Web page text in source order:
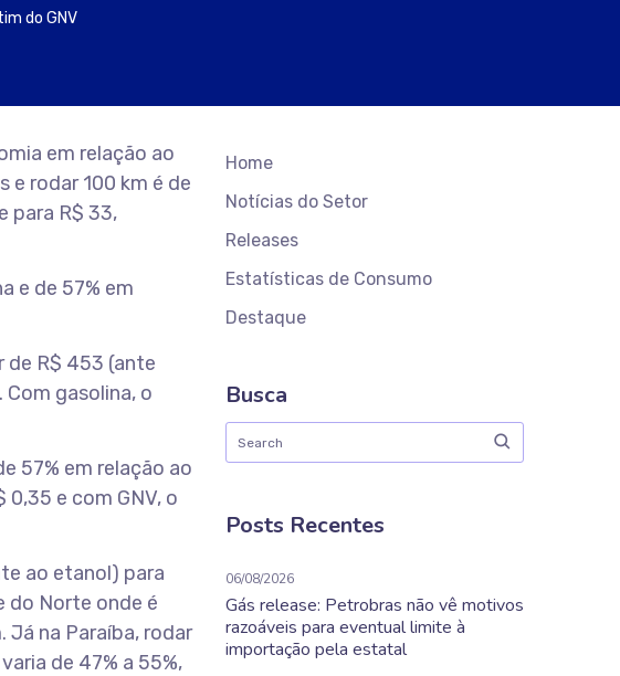
do GNV
em relação ao
e rodar 100 km é de
para R$ 33,
e de 57% em
de R$ 453 (ante
gasolina, o
57% em relação ao
e com GNV, o
ao etanol) para
do Norte onde é
na Paraíba, rodar
de 47% a 55%,
Home
Notícias do Setor
Releases
Estatísticas de Consumo
Destaque
Busca
Posts Recentes
06/08/2026
Gás release: Petrobras não vê motivos
razoáveis para eventual limite à
importação pela estatal